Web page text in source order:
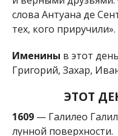
слова Антуана де
тех, кого приручили».
Именины в этот
Григорий, Захар,
ЭТОТ
1609— Галилео
лунной поверхности.